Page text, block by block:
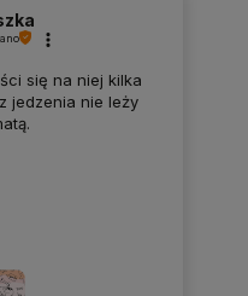
się na niej kilka
jedzenia nie leży